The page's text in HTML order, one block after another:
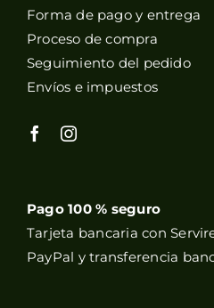
Forma de pago y entrega
Proceso de compra
Seguimiento del pedido
Envíos e impuestos
Pago 100 % seguro
Tarjeta bancaria con
PayPal y transferencia